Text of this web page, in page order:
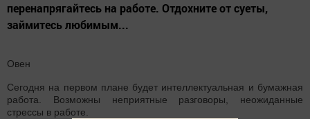
перенапрягайтесь на работе. Отдохните от суеты,
займитесь любимым...
Овен
Сегодня на первом плане будет интеллектуальная и бумажная
работа. Возможны неприятные разговоры, неожиданные
стрессы в работе.